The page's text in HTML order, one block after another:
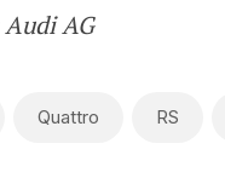
AG
Quattro RS